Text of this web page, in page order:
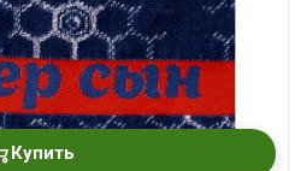
Купить